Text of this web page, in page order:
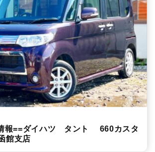
報==ダイハツ タント 660カスタ
支店